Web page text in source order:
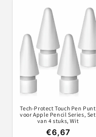
Tech-Protect Touch Pen Punt
voor Apple Pencil Series, Set
van 4 stuks, Wit
€6,67